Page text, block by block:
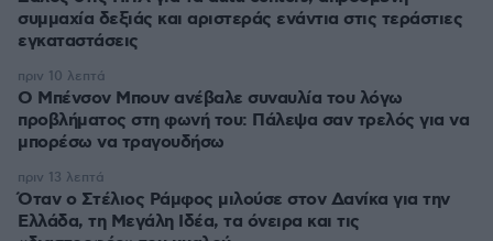
συμμαχία δεξιάς και αριστεράς ενάντια στις τεράστιες
εγκαταστάσεις
Ο Μπένσον Μπουν ανέβαλε συναυλία του λόγω
προβλήματος στη φωνή του: Πάλεψα σαν τρελός για να
μπορέσω να τραγουδήσω
πριν 10 λεπτά
Όταν ο Στέλιος Ράμφος μιλούσε στον Δανίκα για την
Ελλάδα, τη Μεγάλη Ιδέα, τα όνειρα και τις
πριν 13 λεπτά